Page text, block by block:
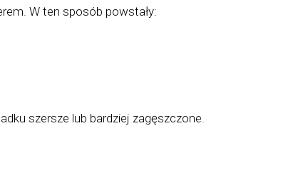
W ten sposób powstały:
szersze lub bardziej zagęszczone.